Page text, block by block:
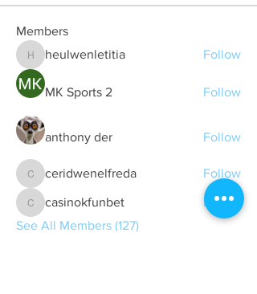
Members
heulwenletitia
heulwenletitia Follow
MK Sports 2 Follow
anthony der Follow
ceridwenelfreda
ceridwenelfreda Follow
casinokfunbet
casinokfunbet
Follow
See All Members (127)